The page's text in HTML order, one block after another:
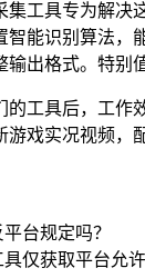
集工具专为解决
智能识别算法，
出格式。特别
的工具后，工作
游戏实况视频，
台规定吗？
仅获取平台允